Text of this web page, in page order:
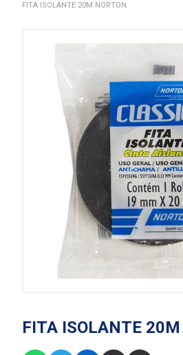
FITA ISOLANTE 20M NORTON
FITA ISOLANTE 20M